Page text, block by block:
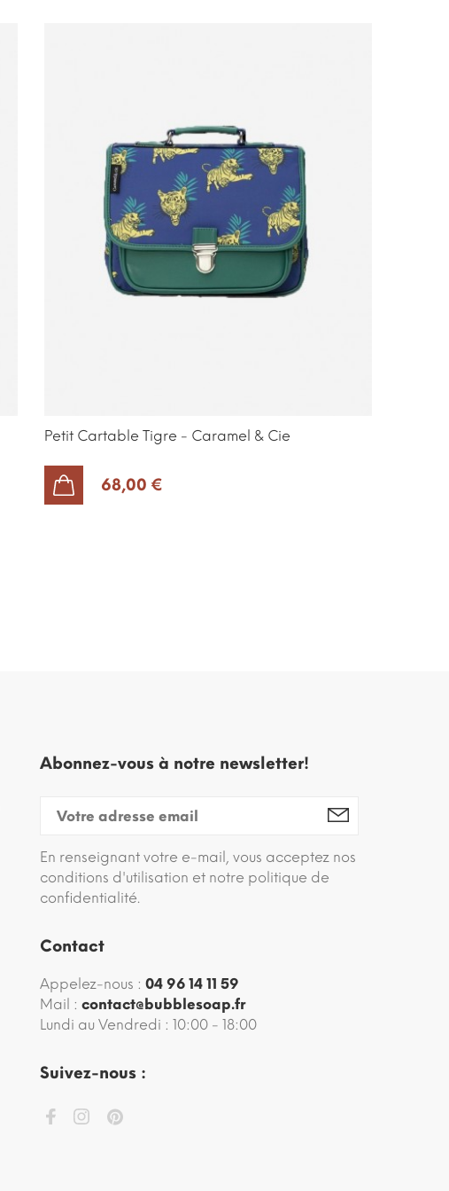
Petit Cartable Tigre - Caramel & Cie
68,00 €
Abonnez-vous à notre newsletter!
En renseignant votre e-mail, vous acceptez nos
conditions d'utilisation et notre politique de
confidentialité.
Contact
Appelez-nous : 04 96 14 11 59
Mail : contact@bubblesoap.fr
Lundi au Vendredi : 10:00 - 18:00
Suivez-nous :